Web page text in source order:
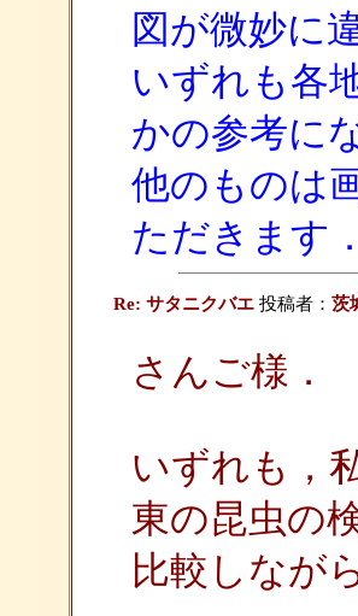
図が微妙に
いずれも各
かの参考に
他のものは
ただきます．
Re: サタニクバエ投稿者： 茨
さんご様．
いずれも，
東の昆虫の
比較しなが